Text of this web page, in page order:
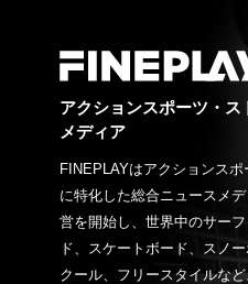
アクションスポーツ・
メディア
FINEPLAYはアクションス
に特化した総合ニュースメ
営を開始し、世界中のサー
ド、スケートボード、スノ
クール、フリースタイルな